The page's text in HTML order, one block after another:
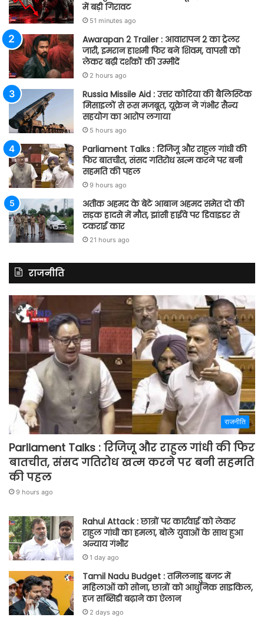
में बड़ी गिरावट
51 minutes ago
Awarapan 2 Trailer : आवारापन 2 का ट्रेलर
जारी, इमरान हाशमी फिर बने शिवम, वापसी को
लेकर बढ़ी दर्शकों की उम्मीदें
2 hours ago
Russia Missile Aid : उत्तर कोरिया की बैलिस्टिक
मिसाइलों से रूस मजबूत, यूक्रेन ने गंभीर सैन्य
सहयोग का आरोप लगाया
5 hours ago
Parliament Talks : रिजिजू और राहुल गांधी की
फिर बातचीत, संसद गतिरोध खत्म करने पर बनी
सहमति की पहल
9 hours ago
अतीक अहमद के बेटे आबान अहमद समेत दो की
सड़क हादसे में मौत, झांसी हाईवे पर डिवाइडर से
टकराई कार
21 hours ago
राजनीति
राजनीति
Parliament Talks : रिजिजू और राहुल गांधी की फिर
बातचीत, संसद गतिरोध खत्म करने पर बनी सहमति
की पहल
9 hours ago
Rahul Attack : छात्रों पर कार्रवाई को लेकर
राहुल गांधी का हमला, बोले युवाओं के साथ हुआ
अन्याय गंभीर
1 day ago
Tamil Nadu Budget : तमिलनाडु बजट में
महिलाओं को सोना, छात्रों को आधुनिक साइकिल,
हज सब्सिडी बढ़ाने का ऐलान
2 days ago